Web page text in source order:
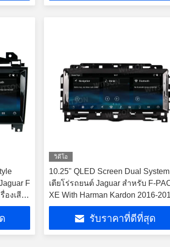
F
องเสียง
วิดีโอ
10.25" QLED Screen Dual
เตียโร่รถยนต์ Jaguar สําหรับ F-
XE With Harman Kardon 2016-
สเตียโร่รถยนต์มัลติมีเดีย
รับราคาที่ดีที่สุด